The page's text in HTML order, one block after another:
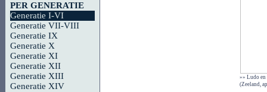
PER GENERATIE
Generatie I-VI
Generatie VII-VIII
Generatie IX
Generatie X
Generatie XI
Generatie XII
Generatie XIII
Generatie XIV
»» Ludo en
(Zeeland,